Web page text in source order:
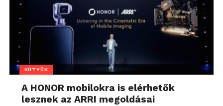
KÜTYÜK
A HONOR mobilokra is elérhetők
lesznek az ARRI megoldásai